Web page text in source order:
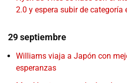
2.0 y espera subir de categoría
29 septiembre
Williams viaja a Japón con
esperanzas